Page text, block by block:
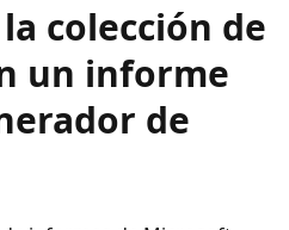
colección de
un informe
de